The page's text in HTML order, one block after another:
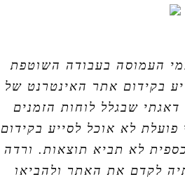
העמוסה בעבודה השוטפת
בקידום אתר האינטרנט של
שבגלל לוחות הזמנים
פועלת לא אוכל לסייע בקידום
לא תביא תוצאות. ורדה
לקדם את האתר ולהביאו